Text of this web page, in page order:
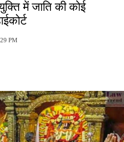
में जाति की कोई
PM